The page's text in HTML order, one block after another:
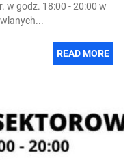
w godz. 18:00 - 20:00 w
READ MORE